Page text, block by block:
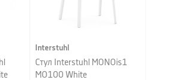
Interstuhl
Стул Interstuhl MONOis1
MO100 White